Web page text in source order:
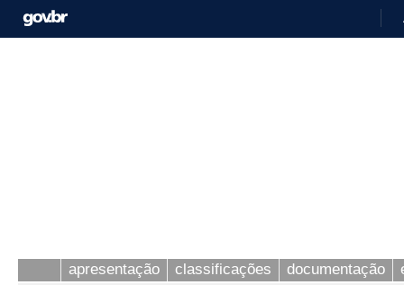
apresentação classificações documentação